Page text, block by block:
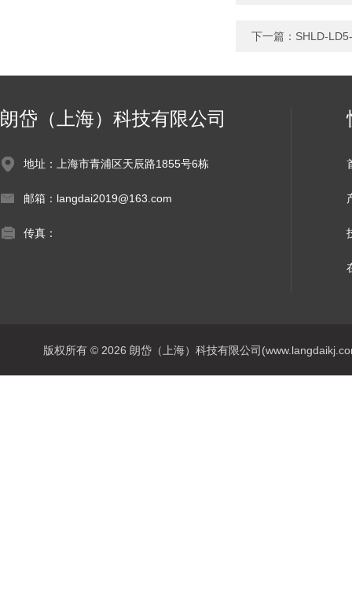
下一篇： SHLD-
朗岱（上海）科技有限公司
地址：上海市青浦区天辰路1855号6栋
邮箱：langdai2019@163.com
传真：
版权所有 © 2026 朗岱（上海）科技有限公司